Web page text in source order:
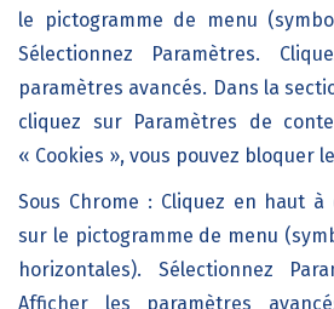
le pictogramme de menu
Sélectionnez Paramètres.
paramètres avancés. Dans la
cliquez sur Paramètres de
« Cookies », vous pouvez bloquer
Sous Chrome : Cliquez en haut
sur le pictogramme de menu
horizontales). Sélectionnez
Afficher les paramètres